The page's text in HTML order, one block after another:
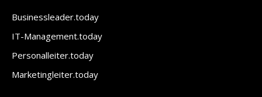
Businessleader.today
IT-Management.today
Personalleiter.today
Marketingleiter.today